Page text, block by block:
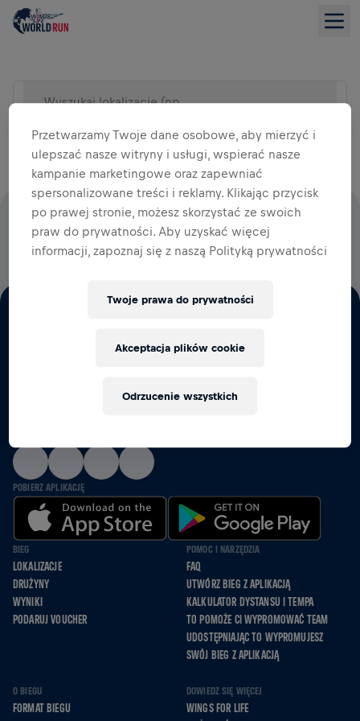
Wyszukaj lokalizację (np. miasto)
100% OPŁAT STARTOWYCH WESPRZE BADANIA NAD
RDZENIEM KRĘGOWYM
RAZEM BIEGNIEMY, JEDZIEMY NA WÓZKACH I
POBIERZ APLIKACJĘ
BIEG
LOKALIZACJE
DRUŻYNY
WYNIKI
PODARUJ VOUCHER
POMOC I NARZĘDZIA
FAQ
UTWÓRZ BIEG Z APLIKACJĄ
KALKULATOR DYSTANSU I TEMPA
TO POMOŻE CI WYPROMOWAĆ TEAM
UDOSTĘPNIAJĄC TO WYPROMUJESZ
SWÓJ BIEG Z APLIKACJĄ
O BIEGU
FORMAT BIEGU
DOWIEDZ SIĘ WIĘCEJ
WINGS FOR LIFE
Przetwarzamy Twoje dane osobowe, aby mierzyć i
ulepszać nasze witryny i usługi, wspierać nasze
kampanie marketingowe oraz zapewniać
spersonalizowane treści i reklamy. Klikając przycisk
po prawej stronie, możesz skorzystać ze swoich
praw do prywatności. Aby uzyskać więcej
informacji, zapoznaj się z naszą Polityką prywatności
Twoje prawa do prywatności
Odrzucenie wszystkich
Akceptacja plików cookie